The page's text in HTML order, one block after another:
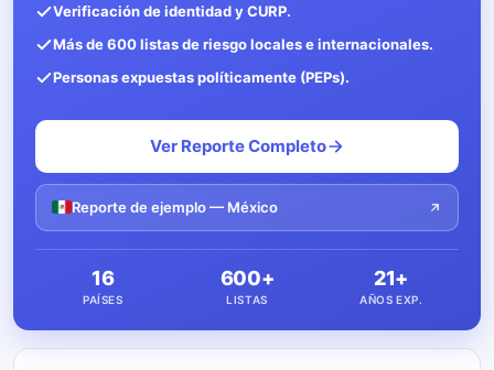
Verificación de identidad y CURP.
Más de 600 listas de riesgo locales e internacionales.
Personas expuestas políticamente (PEPs).
Ver Reporte Completo
Reporte de ejemplo — México
16
PAÍSES
600+
LISTAS
21+
AÑOS EXP.